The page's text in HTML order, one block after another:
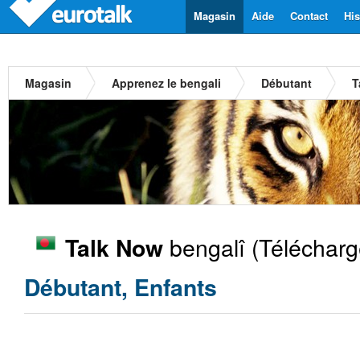
Contact
Aide
Magasin
Magasin Apprenez le bengali Débutant
Talk Now bengalî
Débutant, Enfants